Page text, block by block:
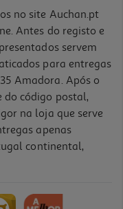
no site Auchan.pt
Antes do registo e
servem
para entregas
Amadora. Após o
do código postal,
na loja que serve
apenas
continental,